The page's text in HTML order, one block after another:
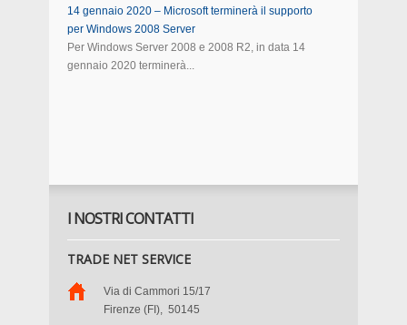
14 gennaio 2020 – Microsoft terminerà il supporto
per Windows 2008 Server
Per Windows Server 2008 e 2008 R2, in data 14
gennaio 2020 terminerà...
I NOSTRI CONTATTI
TRADE NET SERVICE
Via di Cammori 15/17
Firenze (FI), 50145